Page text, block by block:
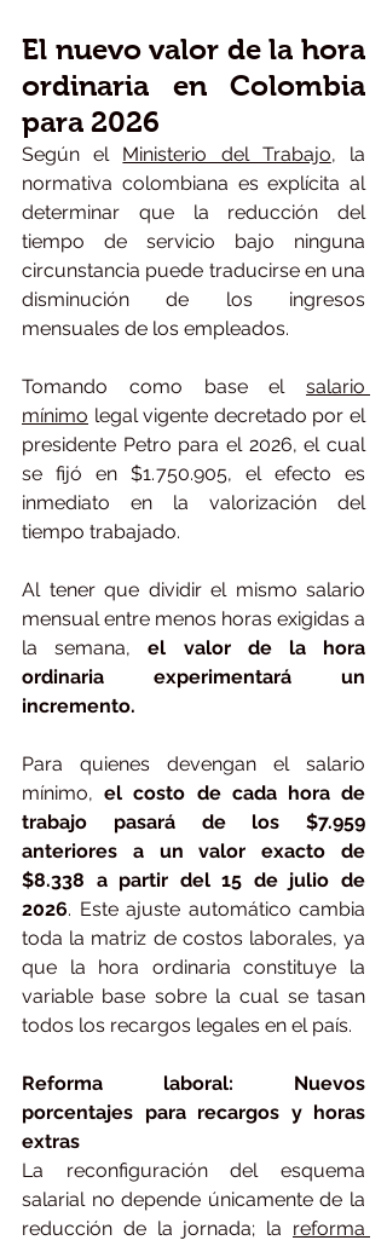
El nuevo valor de la hora
ordinaria en Colombia
para 2026
Según el Ministerio del Trabajo, la
normativa colombiana es explícita al
determinar que la reducción del
tiempo de servicio bajo ninguna
circunstancia puede traducirse en una
disminución de los ingresos
mensuales de los empleados.
Tomando como base el salario
mínimo legal vigente decretado por el
presidente Petro para el 2026, el cual
se fijó en $1.750.905, el efecto es
inmediato en la valorización del
tiempo trabajado.
Al tener que dividir el mismo salario
mensual entre menos horas exigidas a
la semana, el valor de la hora
ordinaria experimentará un
incremento.
Para quienes devengan el salario
mínimo, el costo de cada hora de
trabajo pasará de los $7.959
anteriores a un valor exacto de
$8.338 a partir del 15 de julio de
2026. Este ajuste automático cambia
toda la matriz de costos laborales, ya
que la hora ordinaria constituye la
variable base sobre la cual se tasan
todos los recargos legales en el país.
Reforma laboral: Nuevos
porcentajes para recargos y horas
extras
La reconfiguración del esquema
salarial no depende únicamente de la
reducción de la jornada; la reforma